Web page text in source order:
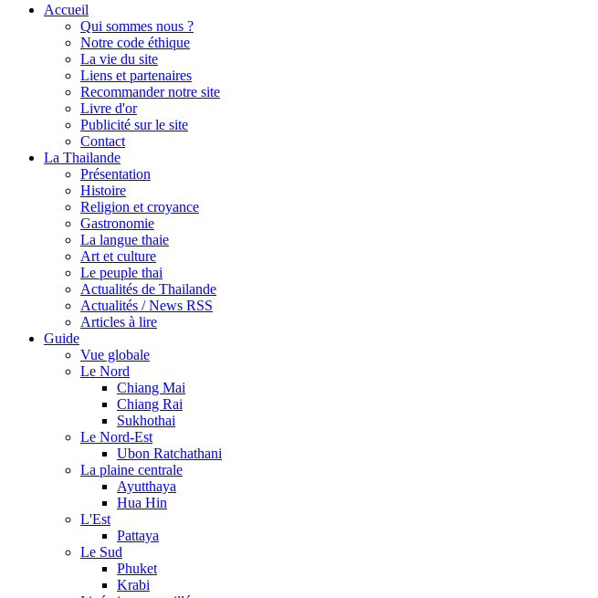
Accueil
Qui sommes nous ?
Notre code éthique
La vie du site
Liens et partenaires
Recommander notre site
Livre d'or
Publicité sur le site
Contact
La Thailande
Présentation
Histoire
Religion et croyance
Gastronomie
La langue thaie
Art et culture
Le peuple thai
Actualités de Thailande
Actualités / News RSS
Articles à lire
Guide
Vue globale
Le Nord
Chiang Mai
Chiang Rai
Sukhothai
Le Nord-Est
Ubon Ratchathani
La plaine centrale
Ayutthaya
Hua Hin
L'Est
Pattaya
Le Sud
Phuket
Krabi